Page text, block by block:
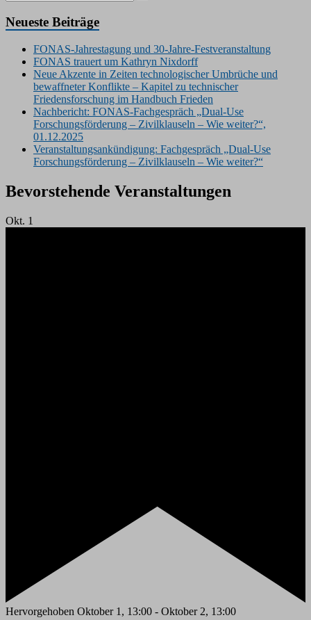
Neueste Beiträge
FONAS-Jahrestagung und 30-Jahre-Festveranstaltung
FONAS trauert um Kathryn Nixdorff
Neue Akzente in Zeiten technologischer Umbrüche und
bewaffneter Konflikte – Kapitel zu technischer
Friedensforschung im Handbuch Frieden
Nachbericht: FONAS-Fachgespräch „Dual-Use
Forschungsförderung – Zivilklauseln – Wie weiter?“,
01.12.2025
Veranstaltungsankündigung: Fachgespräch „Dual-Use
Forschungsförderung – Zivilklauseln – Wie weiter?“
Bevorstehende Veranstaltungen
Okt. 1
Hervorgehoben Oktober 1, 13:00 - Oktober 2, 13:00